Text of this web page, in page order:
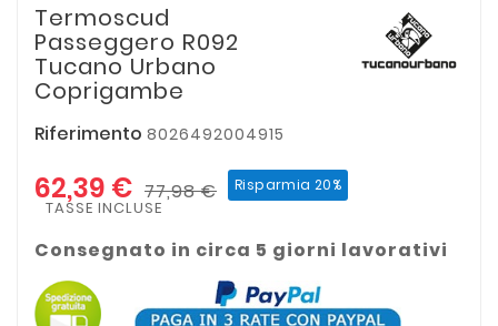
Termoscud
Passeggero R092
Tucano Urbano
Coprigambe
Riferimento 8026492004915
62,39 € 77,98 € Risparmia 20%
TASSE INCLUSE
Consegnato in circa 5 giorni lavorativi